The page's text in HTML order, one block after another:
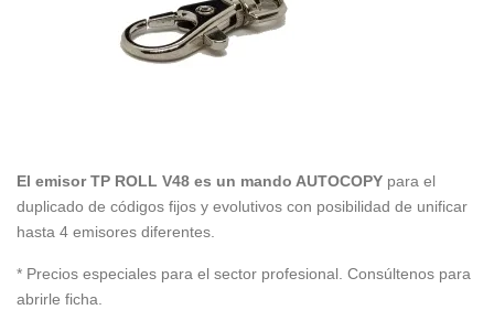
El emisor TP ROLL V48 es un mando AUTOCOPY para el
duplicado de códigos fijos y evolutivos con posibilidad de unificar
hasta 4 emisores diferentes.
* Precios especiales para el sector profesional. Consúltenos para
abrirle ficha.